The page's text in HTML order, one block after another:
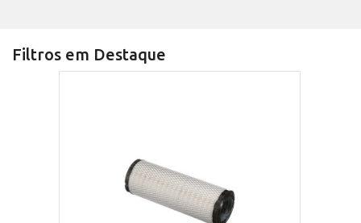
Filtros em Destaque